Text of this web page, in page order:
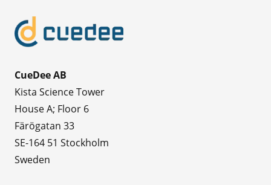
CueDee AB
Kista Science Tower
House A; Floor 6
Färögatan 33
SE-164 51 Stockholm
Sweden